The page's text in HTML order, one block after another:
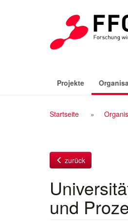
Projekte
Startseite
zurück
und